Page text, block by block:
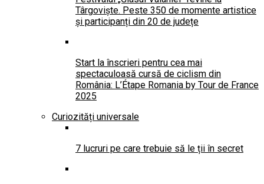
Târgoviște. Peste 350 de momente artistice
și participanți din 20 de județe
Start la înscrieri pentru cea mai
spectaculoasă cursă de ciclism din
România: L’Étape Romania by Tour de France
2025
Curiozități universale
7 lucruri pe care trebuie să le ții în secret